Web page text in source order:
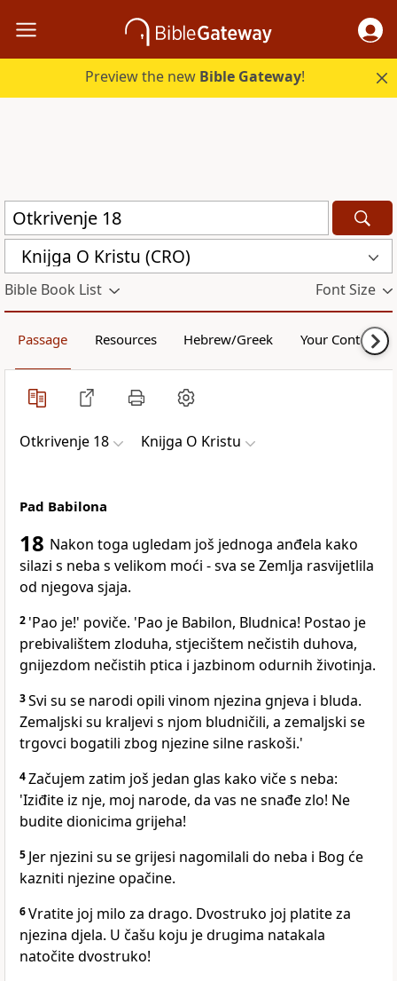
Preview the new Bible Gateway!
Knijga O Kristu (CRO)
Bible Book List Font Size
Passage Resources Hebrew/Greek Your Content
Otkrivenje 18 Knijga O Kristu
Pad Babilona
18 Nakon toga ugledam još jednoga anđela kako
silazi s neba s velikom moći - sva se Zemlja rasvijetlila
od njegova sjaja.
2 'Pao je!' poviče. 'Pao je Babilon, Bludnica! Postao je
prebivalištem zloduha, stjecištem nečistih duhova,
gnijezdom nečistih ptica i jazbinom odurnih životinja.
3Svi su se narodi opili vinom njezina gnjeva i bluda.
Zemaljski su kraljevi s njom bludničili, a zemaljski se
trgovci bogatili zbog njezine silne raskoši.'
4Začujem zatim još jedan glas kako viče s neba:
'Iziđite iz nje, moj narode, da vas ne snađe zlo! Ne
budite dionicima grijeha!
5 Jer njezini su se grijesi nagomilali do neba i Bog će
kazniti njezine opačine.
6Vratite joj milo za drago. Dvostruko joj platite za
njezina djela. U čašu koju je drugima natakala
natočite dvostruko!